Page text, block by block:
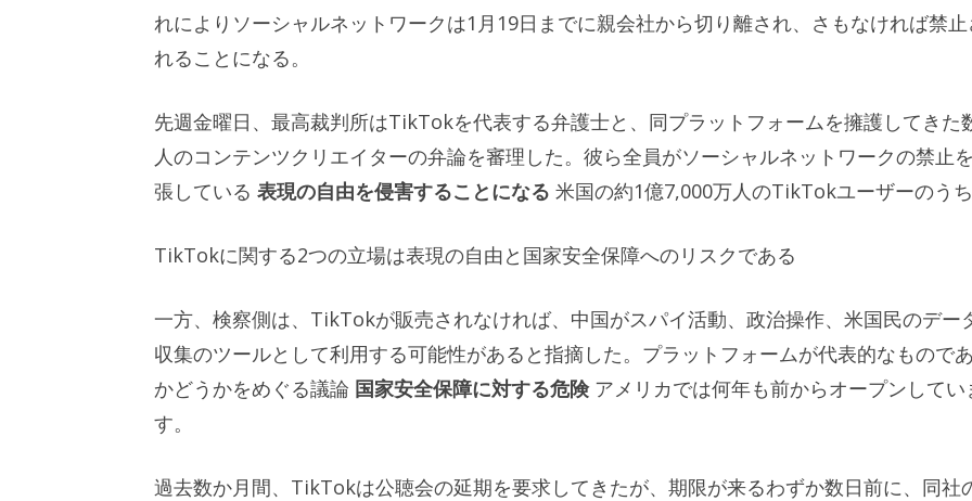
れによりソーシャルネットワークは1月19日までに親会社から切り離され、さもなければ禁止
れることになる。
先週金曜日、最高裁判所はTikTokを代表する弁護士と、同プラットフォームを擁護してきた
人のコンテンツクリエイターの弁論を審理した。彼ら全員がソーシャルネットワークの禁止
張している 表現の自由を侵害することになる 米国の約1億7,000万人のTikTokユーザーのうち
TikTokに関する2つの立場は表現の自由と国家安全保障へのリスクである
一方、検察側は、TikTokが販売されなければ、中国がスパイ活動、政治操作、米国民のデー
収集のツールとして利用する可能性があると指摘した。プラットフォームが代表的なもので
かどうかをめぐる議論 国家安全保障に対する危険 アメリカでは何年も前からオープンしてい
す。
過去数か月間、TikTokは公聴会の延期を要求してきたが、期限が来るわずか数日前に、同社